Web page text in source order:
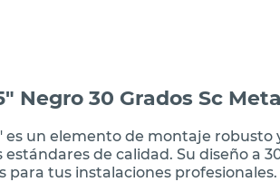
Negro 30 Grados Sc
es un elemento de montaje robusto
de calidad. Su diseño a
para tus instalaciones profesionales.